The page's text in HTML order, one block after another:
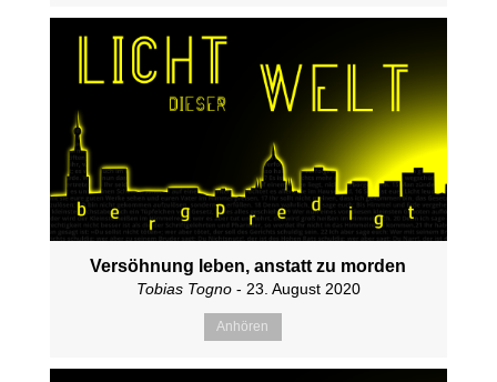
Versöhnung leben, anstatt zu morden
Tobias Togno- 23. August 2020
Anhören